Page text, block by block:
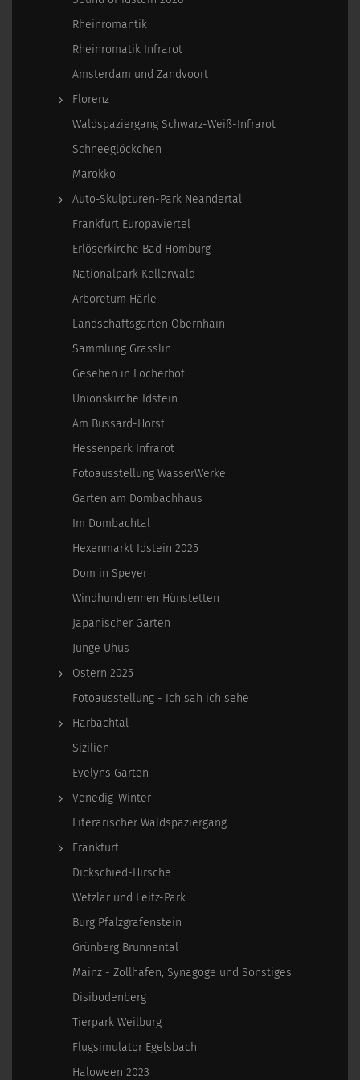
Rheinromantik
Rheinromatik Infrarot
Amsterdam und Zandvoort
Florenz
Waldspaziergang Schwarz-Weiß-Infrarot
Schneeglöckchen
Marokko
Auto-Skulpturen-Park Neandertal
Frankfurt Europaviertel
Erlöserkirche Bad Homburg
Nationalpark Kellerwald
Arboretum Härle
Landschaftsgarten Obernhain
Sammlung Grässlin
Gesehen in Locherhof
Unionskirche Idstein
Am Bussard-Horst
Hessenpark Infrarot
Fotoausstellung WasserWerke
Garten am Dombachhaus
Im Dombachtal
Hexenmarkt Idstein 2025
Dom in Speyer
Windhundrennen Hünstetten
Japanischer Garten
Junge Uhus
Ostern 2025
Fotoausstellung - Ich sah ich sehe
Harbachtal
Sizilien
Evelyns Garten
Venedig-Winter
Literarischer Waldspaziergang
Frankfurt
Dickschied-Hirsche
Wetzlar und Leitz-Park
Burg Pfalzgrafenstein
Grünberg Brunnental
Mainz - Zollhafen, Synagoge und Sonstiges
Disibodenberg
Tierpark Weilburg
Flugsimulator Egelsbach
Haloween 2023